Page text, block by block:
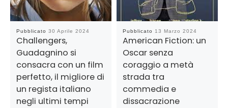
Pubblicato 30 Aprile 2024
Challengers,
Guadagnino si
consacra con un film
perfetto, il migliore di
un regista italiano
negli ultimi tempi
Pubblicato 13 Marzo 2024
American Fiction: un
Oscar senza
coraggio a metà
strada tra
commedia e
dissacrazione